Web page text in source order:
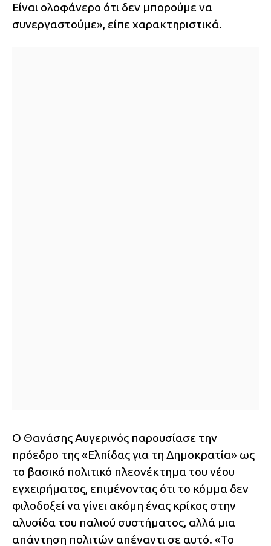
Είναι ολοφάνερο ότι δεν μπορούμε να
συνεργαστούμε», είπε χαρακτηριστικά.
Ο Θανάσης Αυγερινός παρουσίασε την
πρόεδρο της «Ελπίδας για τη Δημοκρατία» ως
το βασικό πολιτικό πλεονέκτημα του νέου
εγχειρήματος, επιμένοντας ότι το κόμμα δεν
φιλοδοξεί να γίνει ακόμη ένας κρίκος στην
αλυσίδα του παλιού συστήματος, αλλά μια
απάντηση πολιτών απέναντι σε αυτό. «Το